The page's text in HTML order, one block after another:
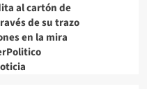
al cartón de
de su trazo
en la mira